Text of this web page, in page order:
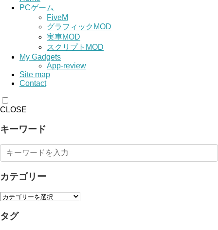
PCゲーム
FiveM
グラフィックMOD
実車MOD
スクリプトMOD
My Gadgets
App-review
Site map
Contact
CLOSE
キーワード
カテゴリー
タグ